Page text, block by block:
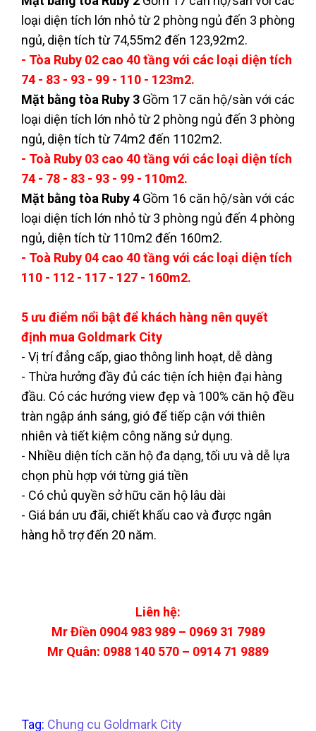
loại diện tích lớn nhỏ từ 2 phòng ngủ đến 3 phòng
ngủ, diện tích từ 74,55m2 đến 123,92m2.
- Tòa Ruby 02 cao 40 tầng với các loại diện tích
74 - 83 - 93 - 99 - 110 - 123m2.
Mặt bằng tòa Ruby 3 Gồm 17 căn hộ/sàn với các
loại diện tích lớn nhỏ từ 2 phòng ngủ đến 3 phòng
ngủ, diện tích từ 74m2 đến 1102m2.
- Toà Ruby 03 cao 40 tầng với các loại diện tích
74 - 78 - 83 - 93 - 99 - 110m2.
Mặt bằng tòa Ruby 4 Gồm 16 căn hộ/sàn với các
loại diện tích lớn nhỏ từ 3 phòng ngủ đến 4 phòng
ngủ, diện tích từ 110m2 đến 160m2.
- Toà Ruby 04 cao 40 tầng với các loại diện tích
110 - 112 - 117 - 127 - 160m2.
5 ưu điểm nổi bật để khách hàng nên quyết
định mua Goldmark City
- Vị trí đẳng cấp, giao thông linh hoạt, dễ dàng
- Thừa hưởng đầy đủ các tiện ích hiện đại hàng
đầu. Có các hướng view đẹp và 100% căn hộ đều
tràn ngập ánh sáng, gió để tiếp cận với thiên
nhiên và tiết kiệm công năng sử dụng.
- Nhiều diện tích căn hộ đa dạng, tối ưu và dễ lựa
chọn phù hợp với từng giá tiền
- Có chủ quyền sở hữu căn hộ lâu dài
- Giá bán ưu đãi, chiết khấu cao và được ngân
hàng hỗ trợ đến 20 năm.
Liên hệ:
Mr Điền 0904 983 989 – 0969 31 7989
Mr Quân: 0988 140 570 – 0914 71 9889
Tag: Chung cu Goldmark City